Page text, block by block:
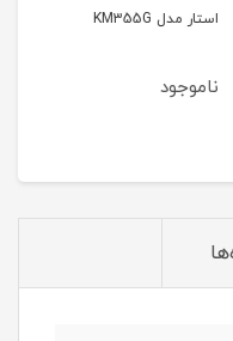
استار مدل KM355G
ناموجود